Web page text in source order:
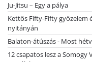
Ju-Jitsu – Egy a pálya
Kettős Fifty-Fifty győzelem
nyitányán
Balaton-átúszás - Most
12 csapatos lesz a Somogy